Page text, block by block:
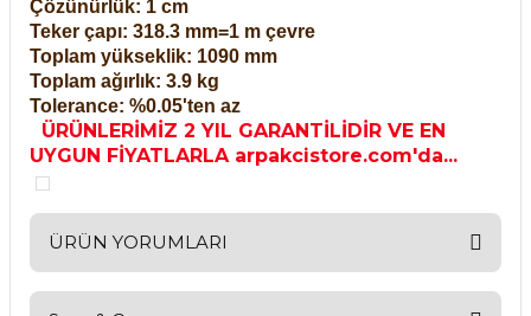
Çözünürlük: 1 cm
Teker çapı: 318.3 mm=1 m çevre
Toplam yükseklik: 1090 mm
Toplam ağırlık: 3.9 kg
Tolerance: %0.05'ten az
ÜRÜNLERİMİZ 2 YIL GARANTİLİDİR VE EN
UYGUN FİYATLARLA arpakcistore.com'da...
ÜRÜN YORUMLARI